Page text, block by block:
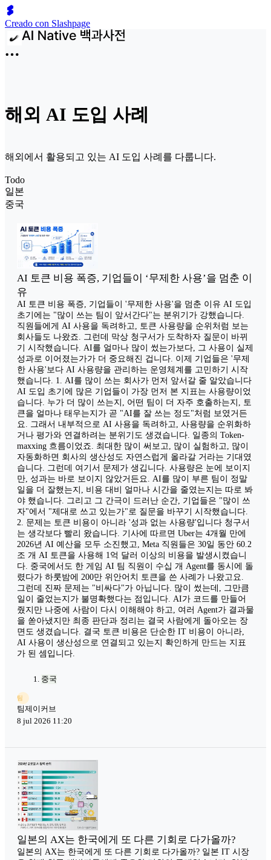
Creado con Slashpage
해외 AI 도입 사례
해외에서 활용되고 있는 AI 도입 사례를 다룹니다.
Todo
일본
중국
AI 토큰 비용 폭증, 기업들이 ‘무제한 사용’을 멈춘 이
유
AI 토큰 비용 폭증, 기업들이 '무제한 사용'을 멈춘 이유 AI 도입
초기에는 "많이 쓰는 팀이 앞서간다"는 분위기가 강했습니다.
직원들에게 AI 사용을 독려하고, 토큰 사용량을 순위처럼 보는
회사들도 나왔죠. 그런데 막상 청구서가 도착하자 질문이 바뀌
기 시작했습니다. AI를 얼마나 많이 썼는가보다, 그 사용이 실제
성과로 이어졌는가가 더 중요해진 겁니다. 이제 기업들은 '무제
한 사용'보다 AI 사용량을 관리하는 운영체계를 고민하기 시작
했습니다. 1. AI를 많이 쓰는 회사가 먼저 앞서갈 줄 알았습니다
AI 도입 초기에 많은 기업들이 가장 먼저 본 지표는 사용량이었
습니다. 누가 더 많이 쓰는지, 어떤 팀이 더 자주 호출하는지, 토
큰을 얼마나 태우는지가 곧 "AI를 잘 쓰는 정도"처럼 보였거든
요. 그래서 내부적으로 AI 사용을 독려하고, 사용량을 순위화하
거나 평가와 연결하려는 분위기도 생겼습니다. 일종의 Token-
maxxing 흐름이었죠. 최대한 많이 써보고, 많이 실험하고, 많이
자동화하면 회사의 생산성도 자연스럽게 올라갈 거라는 기대였
습니다. 그런데 여기서 문제가 생깁니다. 사용량은 눈에 보이지
만, 성과는 바로 보이지 않았거든요. AI를 많이 부른 팀이 정말
일을 더 잘했는지, 비용 대비 얼마나 시간을 줄였는지는 따로 봐
야 했습니다. 그리고 그 간극이 드러난 순간, 기업들은 "많이 쓰
자"에서 "제대로 쓰고 있는가"로 질문을 바꾸기 시작했습니다.
2. 문제는 토큰 비용이 아니라 '성과 없는 사용량'입니다 청구서
는 생각보다 빨리 왔습니다. 기사에 따르면 Uber는 4개월 만에
2026년 AI 예산을 모두 소진했고, Meta 직원들은 30일 동안 60.2
조 개 AI 토큰을 사용해 1억 달러 이상의 비용을 발생시켰습니
다. 중국에서도 한 게임 AI 팀 직원이 수십 개 Agent를 동시에 돌
렸다가 하룻밤에 200만 위안어치 토큰을 쓴 사례가 나왔고요.
그런데 진짜 문제는 "비싸다"가 아닙니다. 많이 썼는데, 그만큼
일이 줄었는지가 불명확했다는 점입니다. AI가 코드를 만들어
줬지만 나중에 사람이 다시 이해해야 하고, 여러 Agent가 결과물
을 쏟아냈지만 최종 판단과 정리는 결국 사람에게 돌아오는 장
면도 생겼습니다. 결국 토큰 비용은 단순한 IT 비용이 아니라,
AI 사용이 생산성으로 연결되고 있는지 확인하게 만드는 지표
가 된 셈입니다.
중국
팀
팀제이커브
8 jul 2026 11:20
일본의 AX는 한국에게 또 다른 기회로 다가올까?
일본의 AX는 한국에게 또 다른 기회로 다가올까? 일본 IT 시장